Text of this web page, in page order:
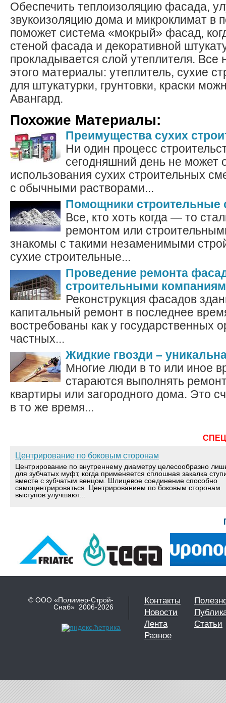
Обеспечить теплоизоляцию фасада,
звукоизоляцию дома и микроклимат в
поможет система «мокрый» фасад,
стеной фасада и декоративной
прокладывается слой утеплителя.
этого материалы: утеплитель, сухие
для штукатурки, грунтовки, краски
Авангард.
Похожие Материалы:
Преимущества сухих
Ни один процесс
сегодняшний день не может
использования сухих строительных
с обычными растворами...
Помощники строительные
Все, кто хоть когда — то
ремонтом или
знакомы с такими незаменимыми
сухие строительные...
Проведение ремонта
строительными
Реконструкция фасадов
капитальный ремонт в последнее
востребованы как у государственных
частных...
Жидкие гвозди –
Многие люди в то или иное
стараются выполнять
квартиры или загородного дома. Это
в то же время...
Центрирование по боковым сторонам
Центрирование по внутреннему диаметру целесообразно
для зубчатых муфт, когда применяется сплошная закалка
вместе с зубчатым венцом. Шлицевое соединение способно
самоцентрироваться. Центрированием по боковым сторонам
выступов улучшают...
© ООО «Полимер-Строй-
Снаб» 2006-2026
Контакты
Новости
Лента
Статьи
Разное